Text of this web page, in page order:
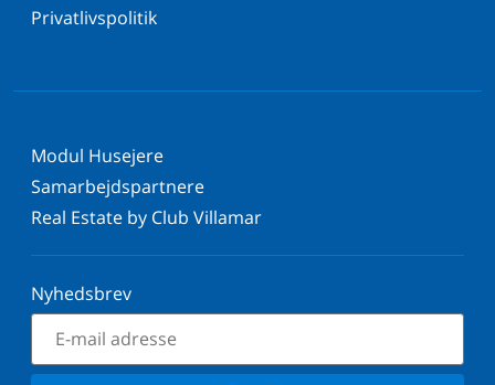
Privatlivspolitik
Modul Husejere
Samarbejdspartnere
Real Estate by Club Villamar
Nyhedsbrev